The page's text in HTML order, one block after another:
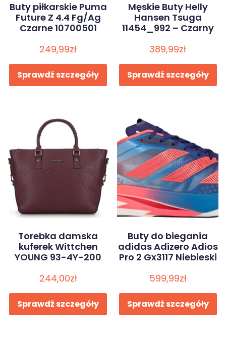
Buty piłkarskie Puma
Future Z 4.4 Fg/Ag
Czarne 10700501
249,99zł
Sprawdź szczegóły
Męskie Buty Helly
Hansen Tsuga
11454_992 – Czarny
389,99zł
Sprawdź szczegóły
Torebka damska
kuferek Wittchen
YOUNG 93-4Y-200
244,00zł
Sprawdź szczegóły
Buty do biegania
adidas Adizero Adios
Pro 2 Gx3117 Niebieski
599,99zł
Sprawdź szczegóły